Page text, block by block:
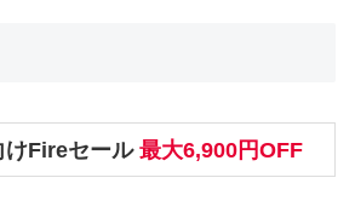
けFireセール最大6,900円OFF